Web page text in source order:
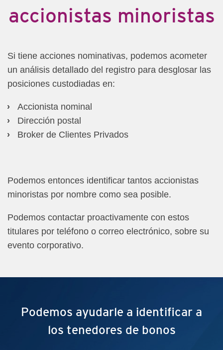
accionistas minoristas
Si tiene acciones nominativas, podemos acometer
un análisis detallado del registro para desglosar las
posiciones custodiadas en:
Accionista nominal
Dirección postal
Broker de Clientes Privados
Podemos entonces identificar tantos accionistas
minoristas por nombre como sea posible.
Podemos contactar proactivamente con estos
titulares por teléfono o correo electrónico, sobre su
evento corporativo.
Podemos ayudarle a identificar a
los tenedores de bonos